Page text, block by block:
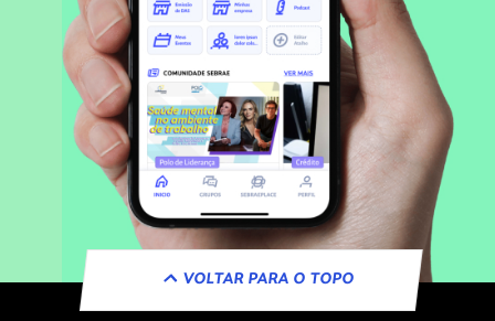
VOLTAR PARA O TOPO